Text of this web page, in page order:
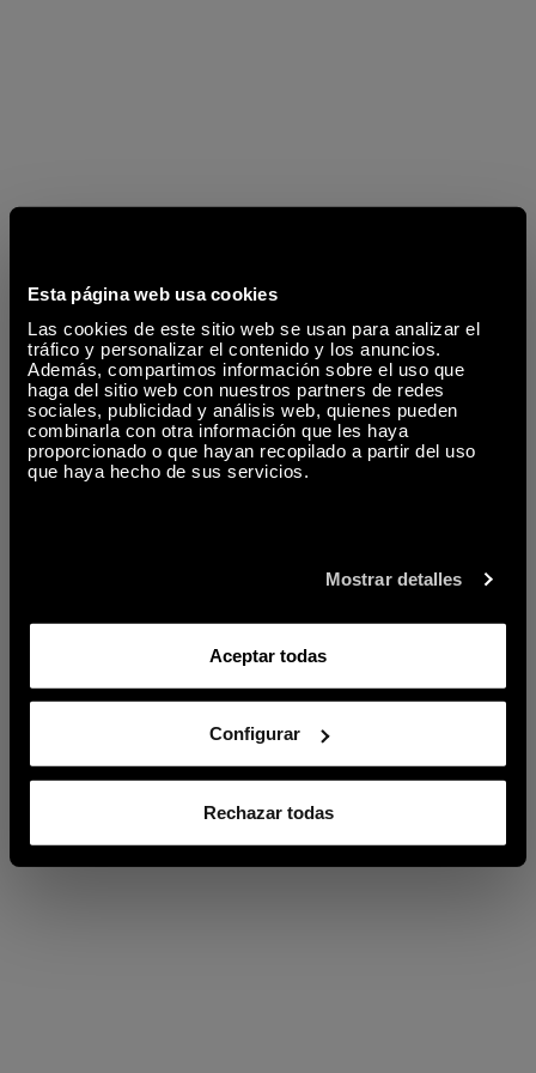
Esta página web usa cookies
Las cookies de este sitio web se usan para analizar el
tráfico y personalizar el contenido y los anuncios.
Además, compartimos información sobre el uso que
haga del sitio web con nuestros partners de redes
sociales, publicidad y análisis web, quienes pueden
combinarla con otra información que les haya
proporcionado o que hayan recopilado a partir del uso
que haya hecho de sus servicios.
Mostrar detalles
Aceptar todas
Configurar
Rechazar todas